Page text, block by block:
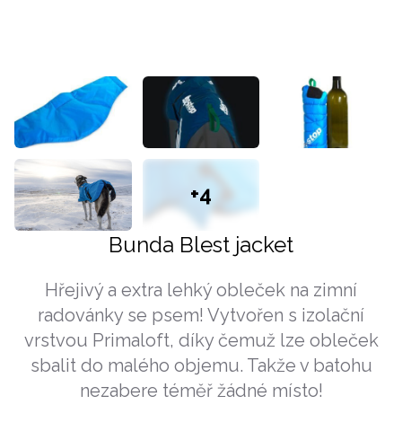
+4
Bunda Blest jacket
Hřejivý a extra lehký obleček na zimní
radovánky se psem! Vytvořen s izolační
vrstvou Primaloft, díky čemuž lze obleček
sbalit do malého objemu. Takže v batohu
nezabere téměř žádné místo!